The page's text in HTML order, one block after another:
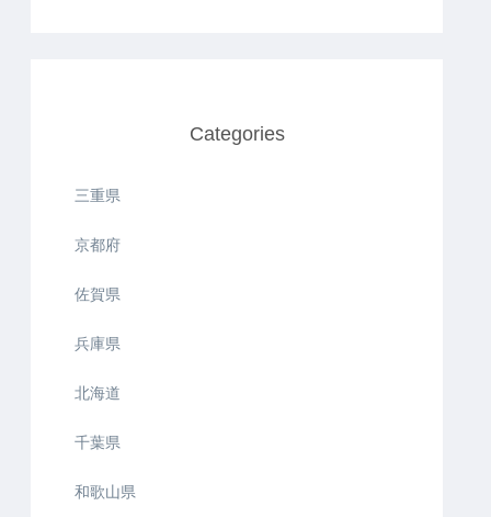
Categories
三重県
京都府
佐賀県
兵庫県
北海道
千葉県
和歌山県